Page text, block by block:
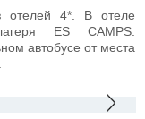
отелей 4*. В отеле
ES CAMPS.
автобусе от места